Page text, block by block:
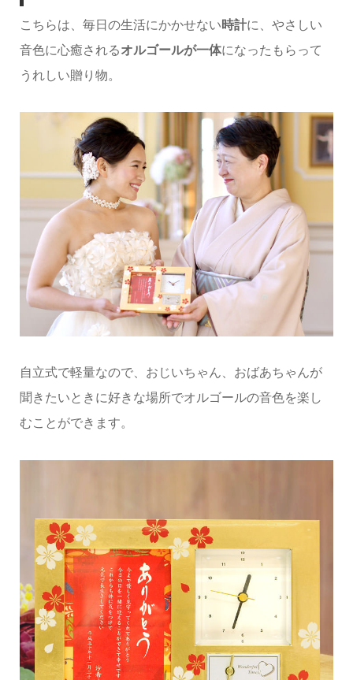
こちらは、毎日の生活にかかせない時計に、やさしい
音色に心癒されるオルゴールが一体になったもらって
うれしい贈り物。
自立式で軽量なので、おじいちゃん、おばあちゃんが
聞きたいときに好きな場所でオルゴールの音色を楽し
むことができます。